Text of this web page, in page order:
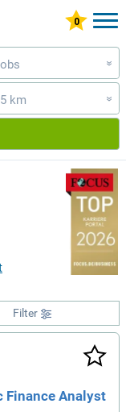
»
km »
Filter
Finance Analyst